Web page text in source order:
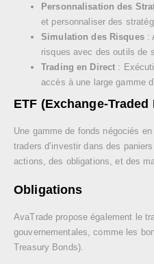
Personnalisation des
et personnaliser des
Simulation des Risques:
risques avec des outils de
Trading en Direct :
accès à une large gamme
ETF (Exchange-Traded
Une gamme de fonds négociés
traders d’investir dans des
actions, des obligations, et des
Obligations
AvaTrade propose également le
gouvernementales, comme les
Treasury Bonds).